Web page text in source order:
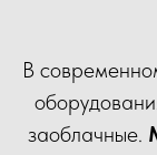
В
заоблачные.